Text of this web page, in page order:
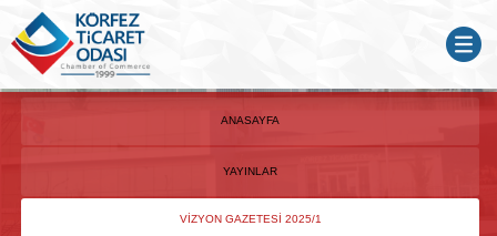
ANASAYFA
YAYINLAR
VİZYON GAZETESİ 2025/1